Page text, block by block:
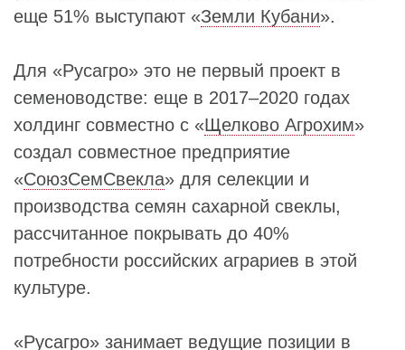
еще 51% выступают «Земли Кубани».
Для «Русагро» это не первый проект в
семеноводстве: еще в 2017–2020 годах
холдинг совместно с «Щелково Агрохим»
создал совместное предприятие
«СоюзСемСвекла» для селекции и
производства семян сахарной свеклы,
рассчитанное покрывать до 40%
потребности российских аграриев в этой
культуре.
«Русагро» занимает ведущие позиции в